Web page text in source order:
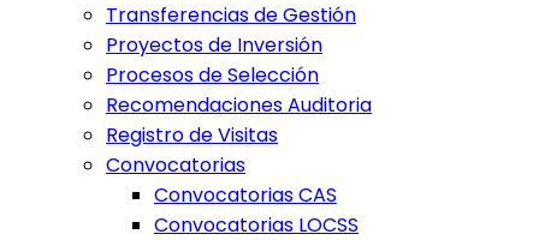
Transferencias de Gestión
Proyectos de Inversión
Procesos de Selección
Recomendaciones Auditoria
Registro de Visitas
Convocatorias
Convocatorias CAS
Convocatorias LOCSS